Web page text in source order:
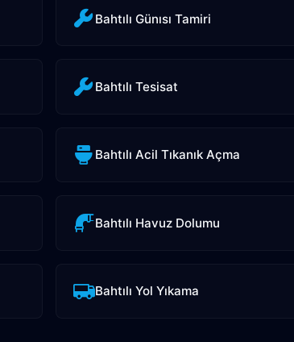
Bahtılı Günısı Tamiri
Bahtılı Tesisat
Bahtılı Acil Tıkanık Açma
Bahtılı Havuz Dolumu
Bahtılı Yol Yıkama